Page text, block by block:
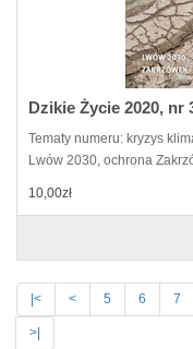
Dzikie Życie 2020, nr
Tematy numeru: kryzys
Lwów 2030, ochrona
10,00zł
|< < 5 6 7
>|